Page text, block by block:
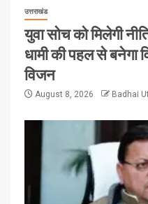
उत्तराखंड
युवा सोच को मिलेगी
धामी की पहल से बनेगा
विजन
August 8, 2026 Badhai